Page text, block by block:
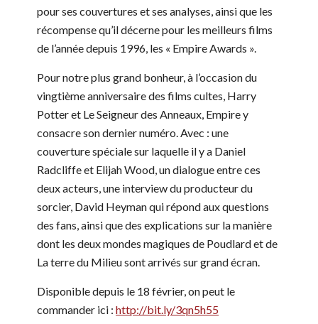
pour ses couvertures et ses analyses, ainsi que les
récompense qu’il décerne pour les meilleurs films
de l’année depuis 1996, les « Empire Awards ».
Pour notre plus grand bonheur, à l’occasion du
vingtième anniversaire des films cultes, Harry
Potter et Le Seigneur des Anneaux, Empire y
consacre son dernier numéro. Avec : une
couverture spéciale sur laquelle il y a Daniel
Radcliffe et Elijah Wood, un dialogue entre ces
deux acteurs, une interview du producteur du
sorcier, David Heyman qui répond aux questions
des fans, ainsi que des explications sur la manière
dont les deux mondes magiques de Poudlard et de
La terre du Milieu sont arrivés sur grand écran.
Disponible depuis le 18 février, on peut le
commander ici : http://bit.ly/3qn5h55